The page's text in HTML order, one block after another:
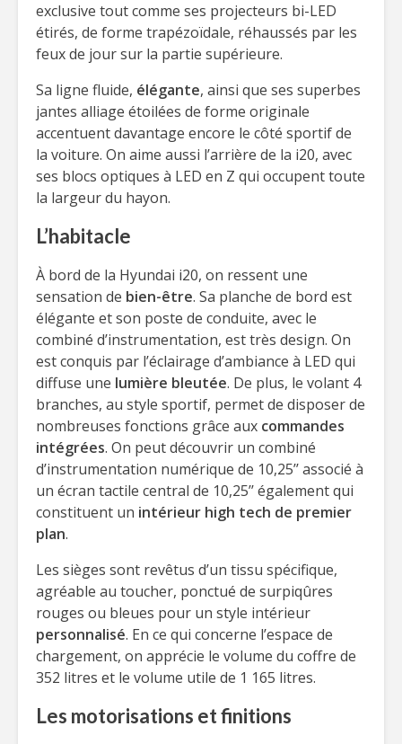
exclusive tout comme ses projecteurs bi-LED
étirés, de forme trapézoïdale, réhaussés par les
feux de jour sur la partie supérieure.
Sa ligne fluide, élégante, ainsi que ses superbes
jantes alliage étoilées de forme originale
accentuent davantage encore le côté sportif de
la voiture. On aime aussi l’arrière de la i20, avec
ses blocs optiques à LED en Z qui occupent toute
la largeur du hayon.
L’habitacle
À bord de la Hyundai i20, on ressent une
sensation de bien-être. Sa planche de bord est
élégante et son poste de conduite, avec le
combiné d’instrumentation, est très design. On
est conquis par l’éclairage d’ambiance à LED qui
diffuse une lumière bleutée. De plus, le volant 4
branches, au style sportif, permet de disposer de
nombreuses fonctions grâce aux commandes
intégrées. On peut découvrir un combiné
d’instrumentation numérique de 10,25’’ associé à
un écran tactile central de 10,25’’ également qui
constituent un intérieur high tech de premier
plan.
Les sièges sont revêtus d’un tissu spécifique,
agréable au toucher, ponctué de surpiqûres
rouges ou bleues pour un style intérieur
personnalisé. En ce qui concerne l’espace de
chargement, on apprécie le volume du coffre de
352 litres et le volume utile de 1 165 litres.
Les motorisations et finitions